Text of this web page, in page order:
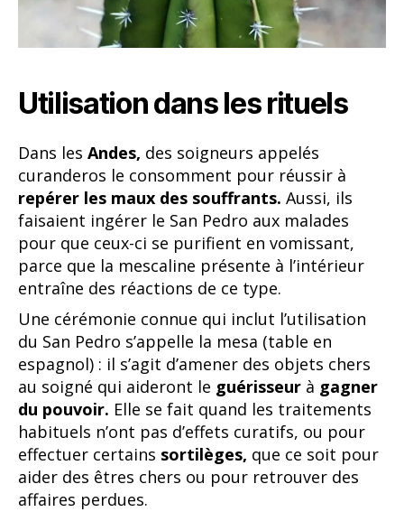
Utilisation dans les rituels
Dans les Andes, des soigneurs appelés
curanderos le consomment pour réussir à
repérer les maux des souffrants. Aussi, ils
faisaient ingérer le San Pedro aux malades
pour que ceux-ci se purifient en vomissant,
parce que la mescaline présente à l’intérieur
entraîne des réactions de ce type.
Une cérémonie connue qui inclut l’utilisation
du San Pedro s’appelle la mesa (table en
espagnol) : il s’agit d’amener des objets chers
au soigné qui aideront le guérisseur à gagner
du pouvoir. Elle se fait quand les traitements
habituels n’ont pas d’effets curatifs, ou pour
effectuer certains sortilèges, que ce soit pour
aider des êtres chers ou pour retrouver des
affaires perdues.